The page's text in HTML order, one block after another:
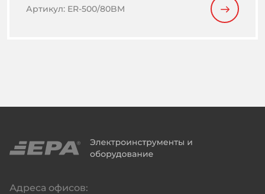
Артикул: ER-500/80BM
Адреса офисов: